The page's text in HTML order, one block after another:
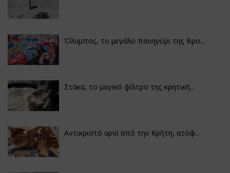
Όλυμπος, το μεγάλο πανηγύρι της Βρο...
Στάκα, το μαγικό φίλτρο της κρητική...
Αντικριστό αρνί από την Κρήτη, ατόφ...